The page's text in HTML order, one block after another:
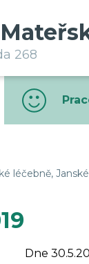
268
léčebně,
Dne